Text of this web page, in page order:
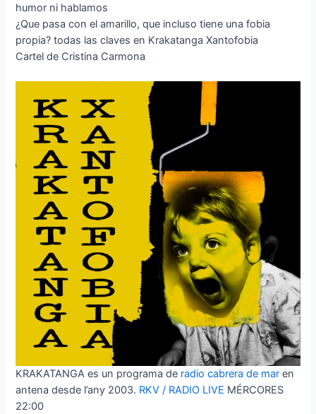
humor ni hablamos
¿Que pasa con el amarillo, que incluso tiene una fobia
propia? todas las claves en Krakatanga Xantofobia
Cartel de Cristina Carmona
KRAKATANGA es un programa de radio cabrera de mar en
antena desde l’any 2003. RKV / RADIO LIVE MÉRCORES
22:00